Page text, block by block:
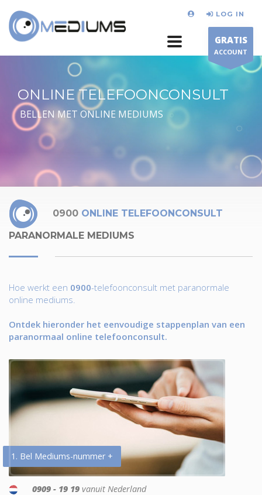
LOG IN
GRATIS
ACCOUNT
ONLINE TELEFOONCONSULT
BELLEN MET ONLINE MEDIUMS
0900 ONLINE TELEFOONCONSULT
PARANORMALE MEDIUMS
Hoe werkt een 0900-telefoonconsult met paranormale
online mediums.
Ontdek hieronder het eenvoudige stappenplan van een
paranormaal online telefoonconsult.
1. Bel Mediums-nummer +
0909 - 19 19 vanuit Nederland